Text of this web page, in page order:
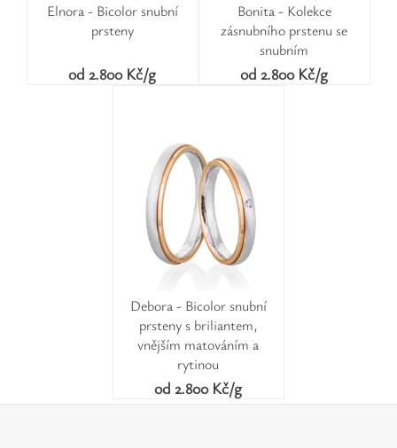
Elnora - Bicolor snubní
prsteny
od 2.800 Kč/g
Bonita - Kolekce
zásnubního prstenu se
snubním
od 2.800 Kč/g
Debora - Bicolor snubní
prsteny s briliantem,
vnějším matováním a
rytinou
od 2.800 Kč/g